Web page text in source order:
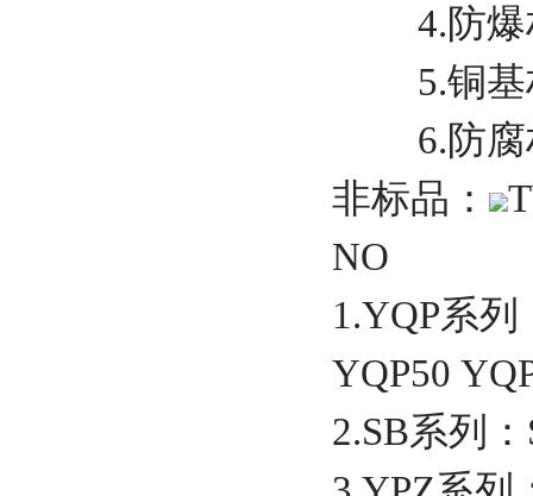
4.防爆
5.铜基材
6.防腐
非标品：
NO
1.YQP系列
YQP50
2.SB系列：